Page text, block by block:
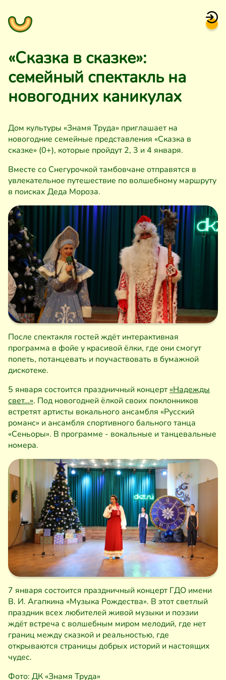
«Сказка в сказке»:
семейный спектакль на
новогодних каникулах
Дом культуры «Знамя Труда» приглашает на
новогодние семейные представления «Сказка в
сказке» (0+), которые пройдут 2, 3 и 4 января.
Вместе со Снегурочкой тамбовчане отправятся в
увлекательное путешествие по волшебному маршруту
в поисках Деда Мороза.
После спектакля гостей ждёт интерактивная
программа в фойе у красивой ёлки, где они смогут
попеть, потанцевать и поучаствовать в бумажной
дискотеке.
5 января состоится праздничный концерт «Надежды
свет…». Под новогодней ёлкой своих поклонников
встретят артисты вокального ансамбля «Русский
романс» и ансамбля спортивного бального танца
«Сеньоры». В программе - вокальные и танцевальные
номера.
7 января состоится праздничный концерт ГДО имени
В. И. Агапкина «Музыка Рождества». В этот светлый
праздник всех любителей живой музыки и поэзии
ждёт встреча с волшебным миром мелодий, где нет
границ между сказкой и реальностью, где
открываются страницы добрых историй и настоящих
чудес.
Фото: ДК «Знамя Труда»